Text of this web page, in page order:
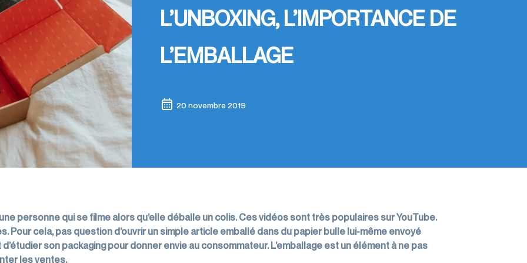
L’UNBOXING, L’IMPORTANCE DE
L’EMBALLAGE
20 novembre 2019
personne qui se filme alors qu’elle déballe un colis. Ces vidéos sont très populaires sur YouTube.
Pour cela, pas question d’ouvrir un simple article emballé dans du papier bulle lui-même envoyé
son packaging pour donner envie au consommateur. L’emballage est un élément à ne pas
les ventes.